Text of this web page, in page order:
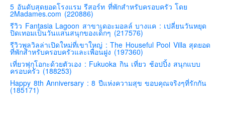
ญี่ปุ่น
คันโต-โตเกียวและรอบๆ
คันไซ-โอซาก้า เกียวโต
คิวชู – ฟุกุโอกะ ซางะ เปปปุ ยุฟุอิน นางาซากิ
ฟูจิ
ฮอกไกโด
5 อันดับสุดยอดโรงแรม รีสอร์ท ที่พักสำหรับครอบครัว โดย
2Madames.com (220886)
รีวิว Fantasia Lagoon สาขาเดอะมอลล์ บางแค : เปลี่ยนวันหยุด
ปิดเทอมเป็นวันแสนสนุกของเด็กๆ (217576)
รีวิวพูลวิลล่าเปิดใหม่ที่เขาใหญ่ : The Houseful Pool Villa สุดยอด
ที่พักสำหรับครอบครัวและเพื่อนฝูง (197360)
เที่ยวฟุกุโอกะด้วยตัวเอง : Fukuoka กิน เที่ยว ช้อปปิ้ง สนุกแบบ
ครอบครัว (188253)
Happy 8th Anniversary : 8 ปีแห่งความสุข ขอบคุณจริงๆที่รักกัน
(185171)